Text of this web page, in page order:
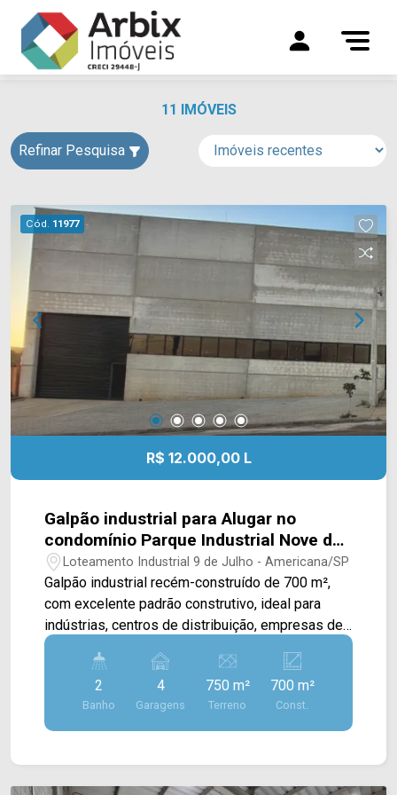
11 IMÓVEIS
Refinar Pesquisa
Cód. 11977
R$ 12.000,00 L
Galpão industrial para Alugar no
condomínio Parque Industrial Nove de
Julho em Americana/SP
Loteamento Industrial 9 de Julho - Americana/SP
Galpão industrial recém-construído de 700 m²,
com excelente padrão construtivo, ideal para
indústrias, centros de distribuição, empresas de
logística que buscam eficiência, entre outros
ramos de atividades. O imóvel conta com amplo
vão livre, pé-direito alto para verticalização de
estoque, piso de alta resistência polido,
iluminação natural, fachada corporativa moderna e
2
Banho
4
Garagens
750 m²
Terreno
700 m²
Const.